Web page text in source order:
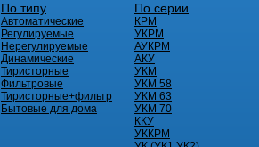
По типу
Автоматические
Регулируемые
Нерегулируемые
Динамические
Тиристорные
Фильтровые
Тиристорные+фильтр
Бытовые для дома
По серии
КРМ
УКРМ
АУКРМ
АКУ
УКМ
УКМ 58
УКМ 63
УКМ 70
ККУ
УККРМ